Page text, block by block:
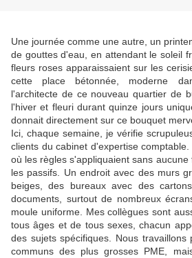
Une journée comme une autre, un
de gouttes d'eau, en attendant le soleil
fleurs roses apparaissaient sur les
cette place bétonnée, moderne
l'architecte de ce nouveau quartier de
l'hiver et fleuri durant quinze jours
donnait directement sur ce bouquet
Ici, chaque semaine, je vérifie
clients du cabinet d'expertise comptable.
où les règles s'appliquaient sans
les passifs. Un endroit avec des murs
beiges, des bureaux avec des
documents, surtout de nombreux
moule uniforme. Mes collègues sont
tous âges et de tous sexes, chacun
des sujets spécifiques. Nous travaillons
communs des plus grosses PME,